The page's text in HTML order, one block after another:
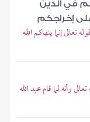
في الدين
إخراجكم
إنما ينهاكم الله
وأنه لما قام عبد الله